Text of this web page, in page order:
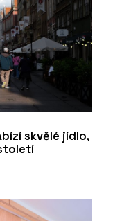
skvělé jídlo,